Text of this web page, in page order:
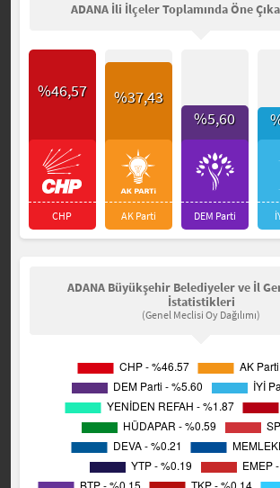
ADANA İli İlçeler Toplamında Öne
%46,57
CHP
%37,43
AK Parti
%5,60
DEM Parti
ADANA Büyükşehir Belediyeler ve İl
İstatistikleri
(Genel Meclisi Oy Dağılımı)